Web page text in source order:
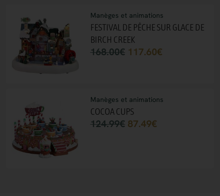
Manèges et animations
FESTIVAL DE PÊCHE SUR GLACE DE
BIRCH CREEK
168.00€ 117.60€
Manèges et animations
COCOA CUPS
124.99€ 87.49€